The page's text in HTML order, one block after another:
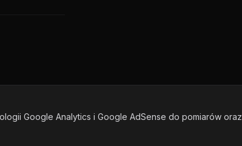
Google Analytics i Google AdSense do pomiarów oraz